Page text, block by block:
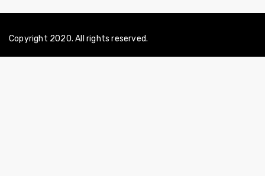
Copyright 2020. All rights reserved.